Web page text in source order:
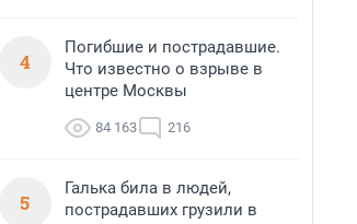
4
Погибшие и пострадавшие.
Что известно о взрыве в
центре Москвы
84 163 216
5
Галька била в людей,
пострадавших грузили в